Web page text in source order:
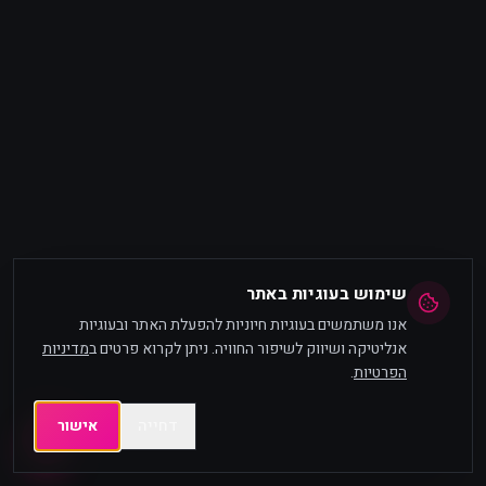
שימוש בעוגיות באתר
אנו משתמשים בעוגיות חיוניות להפעלת האתר ובעוגיות
אנליטיקה ושיווק לשיפור החוויה. ניתן לקרוא פרטים במדיניות
הפרטיות.
אישור